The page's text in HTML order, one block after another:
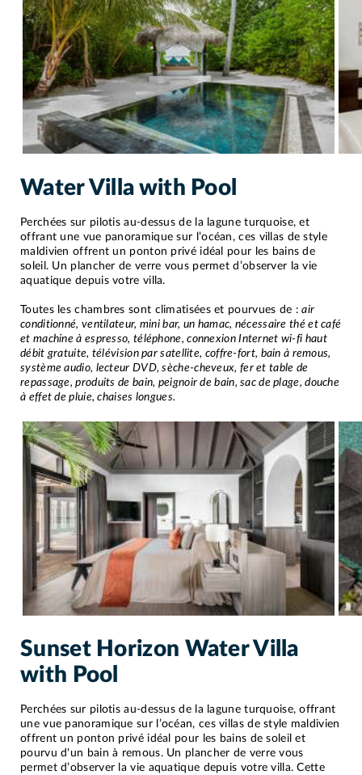
Water Villa with Pool
Perchées sur pilotis au-dessus de la lagune turquoise, et
offrant une vue panoramique sur l’océan, ces villas de style
maldivien offrent un ponton privé idéal pour les bains de
soleil. Un plancher de verre vous permet d’observer la vie
aquatique depuis votre villa.
Toutes les chambres sont climatisées et pourvues de : air
conditionné, ventilateur, mini bar, un hamac, nécessaire thé et café
et machine à espresso, téléphone, connexion Internet wi-fi haut
débit gratuite, télévision par satellite, coffre-fort, bain à remous,
système audio, lecteur DVD, sèche-cheveux, fer et table de
repassage, produits de bain, peignoir de bain, sac de plage, douche
à effet de pluie, chaises longues.
Sunset Horizon Water Villa
with Pool
Perchées sur pilotis au-dessus de la lagune turquoise, offrant
une vue panoramique sur l’océan, ces villas de style maldivien
offrent un ponton privé idéal pour les bains de soleil et
pourvu d'un bain à remous. Un plancher de verre vous
permet d’observer la vie aquatique depuis votre villa. Cette